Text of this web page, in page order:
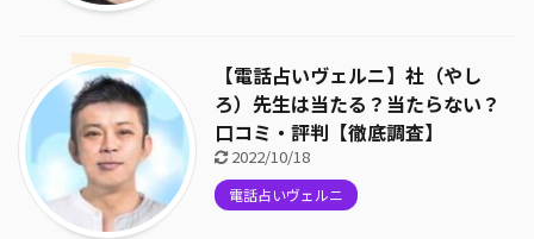
【電話占いヴェルニ】社（やし
ろ）先生は当たる？当たらない？
口コミ・評判【徹底調査】
2022/10/18
電話占いヴェルニ